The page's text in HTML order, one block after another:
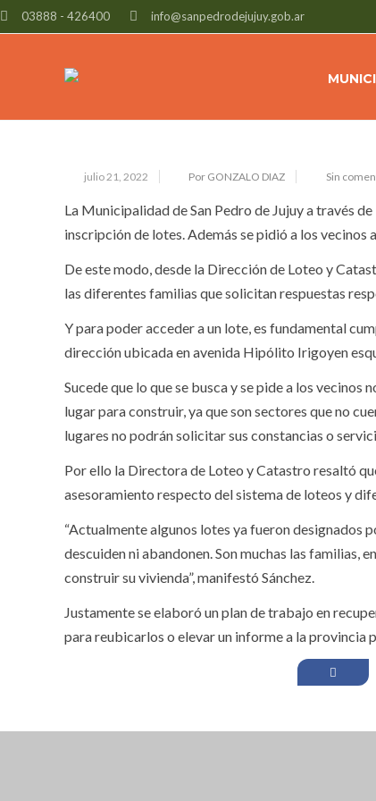
info@sanpedrodejujuy.gob.ar
03888 - 426400
julio 21, 2022 Por GONZALO DIAZ Sin
La Municipalidad de San Pedro de Jujuy a través
inscripción de lotes. Además se pidió a los vecinos
De este modo, desde la Dirección de Loteo y
las diferentes familias que solicitan respuestas
Y para poder acceder a un lote, es fundamental
dirección ubicada en avenida Hipólito Irigoyen
Sucede que lo que se busca y se pide a los
lugar para construir, ya que son sectores que no
lugares no podrán solicitar sus constancias o
Por ello la Directora de Loteo y Catastro resaltó
asesoramiento respecto del sistema de loteos y
“Actualmente algunos lotes ya fueron designados
descuiden ni abandonen. Son muchas las familias,
construir su vivienda”, manifestó Sánchez.
Justamente se elaboró un plan de trabajo en
para reubicarlos o elevar un informe a la provincia